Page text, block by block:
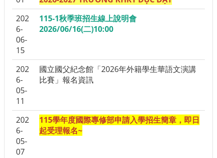
202
6-
06-
15
115-1秋季班招生線上說明會
2026/06/16(二)10:00
202
6-
05-
11
國立國父紀念館「2026年外籍學生華語文演講
比賽」報名資訊
202
6-
05-
07
115學年度國際專修部申請入學招生簡章，即日
起受理報名~